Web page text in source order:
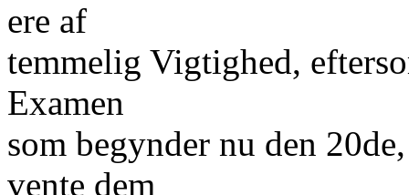
ere af
temmelig Vigtighed,
Examen
som begynder nu den
vente dem